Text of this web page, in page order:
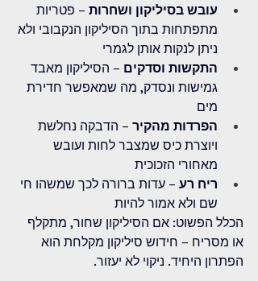
עובש בסיליקון ושחרות – פטריות
מתפתחות בתוך הסיליקון הנקבובי ולא
ניתן לנקות אותן לגמרי
התקשות וסדקים – הסיליקון מאבד
גמישות ונסדק, מה שמאפשר חדירת
מים
הפרדות מהקיר – הדבקה נחלשת
ויוצרת כיס שמצבר לחות ועובש
מאחורי הזכוכית
ריח רע – עדות ברורה לכך שמשהו חי
שם ולא אמור להיות
הכלל הפשוט: אם הסיליקון שחור, מתקלף
או מסריח – חידוש סיליקון מקלחת הוא
הפתרון היחיד. ניקוי לא יעזור.